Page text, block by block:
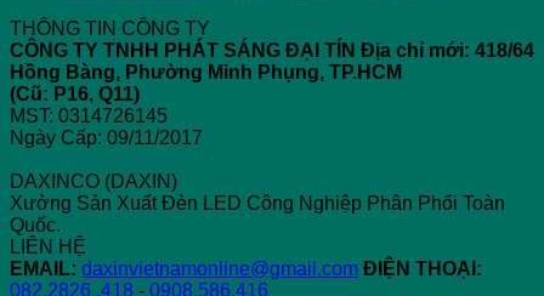
Chiếu
Sáng
Điện
Sử
Dụng
Pickleball
và
Triển
THÔNG TIN CÔNG TY
CÔNG TY TNHH PHÁT SÁNG ĐẠI TÍN Địa chỉ mới: 418/64
Hồng Bàng, Phường Minh Phụng, TP.HCM
(Cũ: P16, Q11)
MST: 0314726145
Ngày Cấp: 09/11/2017
DAXINCO (DAXIN)
Xưởng Sản Xuất Đèn LED Công Nghiệp Phân Phối Toàn
Quốc.
LIÊN HỆ
EMAIL: daxinvietnamonline@gmail.com ĐIỆN THOẠI:
082.2826 .418 - 0908.586.416